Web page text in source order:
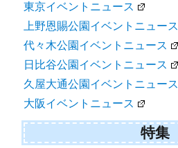
東京イベントニュース
上野恩賜公園イベントニュース
代々木公園イベントニュース
日比谷公園イベントニュース
久屋大通公園イベントニュース
大阪イベントニュース
特集